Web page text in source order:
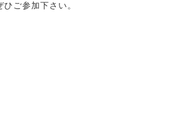
ご参加下さい。